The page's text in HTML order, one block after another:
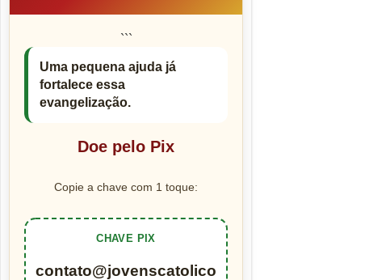
```
Uma pequena ajuda já
fortalece essa
evangelização.
Doe pelo Pix
Copie a chave com 1 toque:
CHAVE PIX
contato@jovenscatolico